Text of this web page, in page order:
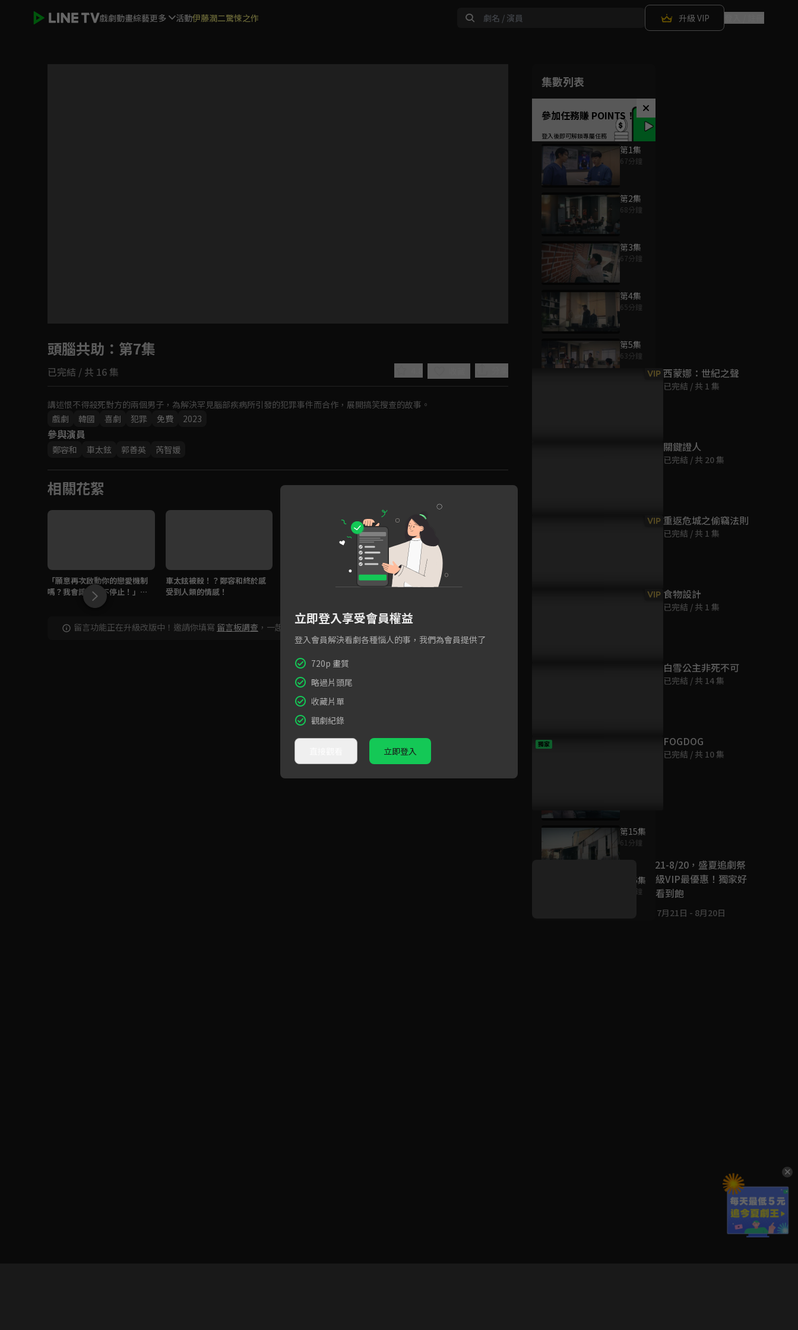
戲劇動畫綜藝更多 活動伊藤潤二驚悚之作 升級 VIP
Play
如有不便請見諒
集數列表
參加任務賺 POINTS！
第1集
67分鐘
第2集
68分鐘
第3集
67分鐘
第4集
65分鐘
第5集
63分鐘
第15集
61分鐘
第16集
62分鐘
頭腦共助 ：第7集
已完結 / 共 16 集
講述恨不得殺死對方的兩個男子，為解決罕見腦部疾病所引發的犯罪事件而合作，展開搞笑搜查的故事。
戲劇
韓國 喜劇 犯罪 免費 2023
參與演員
鄭容和 車太鉉 郭善英 芮智媛
相關花絮
「願意再次啟動你的戀愛機制
嗎？我會讓他永不停止！」車
太鉉告白大成功！
車太鉉被殺！？鄭容和終於感
受到人類的情感！
預告：綁車太鉉和鄭容和還不
殺人犯鄭東煥太聰明，把鄭容
手竟然就是鄭容和的恩人！？
殺人理由只是為了一篇論文！
留言功能正在升級改版中！邀請你填寫 留言板調查 ，一起共創新版留言功能！
為您推薦
VIP 西蒙娜：世紀之聲
已完結 / 共 1 集
關鍵證人
已完結 / 共 20 集
VIP 重返危城之偷竊法則
已完結 / 共 1 集
VIP 食物設計
已完結 / 共 1 集
白雪公主非死不可
已完結 / 共 14 集
獨家 FOGDOG
已完結 / 共 10 集
好康資訊
7/21-8/20，盛夏追劇祭
升級VIP最優惠！獨家好
戲看到飽
7月21日 - 8月20日
立即登入享受會員權益
登入會員解決看劇各種惱人的事，我們為會員提供了
720p 畫質
略過片頭尾
收藏片單
觀劇紀錄
立即登入